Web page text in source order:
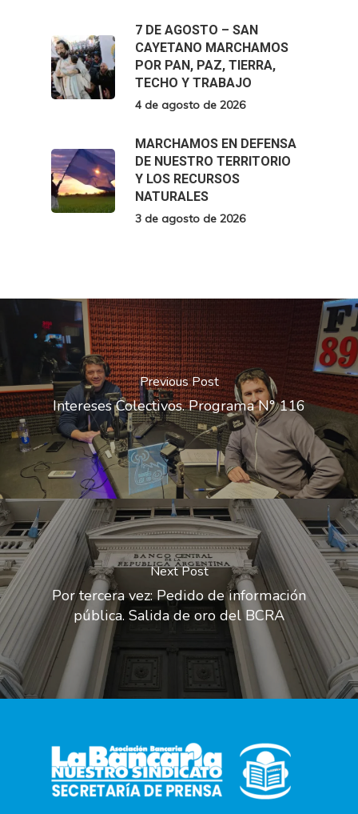
7 DE AGOSTO – SAN
CAYETANO MARCHAMOS
POR PAN, PAZ, TIERRA,
TECHO Y TRABAJO
4 de agosto de 2026
MARCHAMOS EN DEFENSA
DE NUESTRO TERRITORIO
Y LOS RECURSOS
NATURALES
3 de agosto de 2026
Previous Post
Intereses Colectivos. Programa N° 116
Next Post
Por tercera vez: Pedido de información
pública. Salida de oro del BCRA